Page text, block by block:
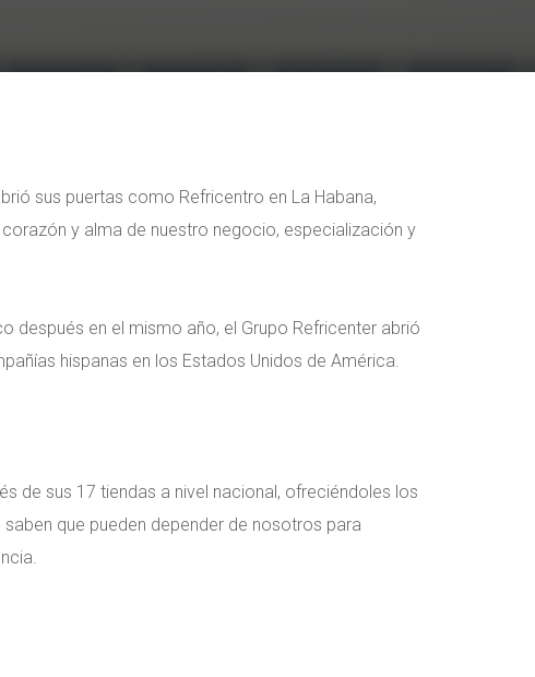
sus puertas como Refricentro en La Habana,
y alma de nuestro negocio, especialización y
después en el mismo año, el Grupo Refricenter abrió
hispanas en los Estados Unidos de América.
de sus 17 tiendas a nivel nacional, ofreciéndoles los
que pueden depender de nosotros para